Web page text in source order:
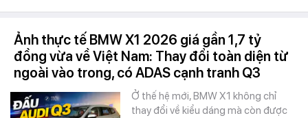
Ảnh thực tế BMW X1 2026 giá gần 1,7 tỷ
đồng vừa về Việt Nam: Thay đổi toàn diện từ
ngoài vào trong, có ADAS cạnh tranh Q3
Ở thế hệ mới, BMW X1 không chỉ
thay đổi về kiểu dáng mà còn được